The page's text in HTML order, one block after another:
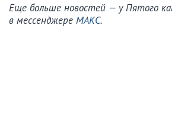
Еще больше новостей — у Пятого
в мессенджере МАКС.